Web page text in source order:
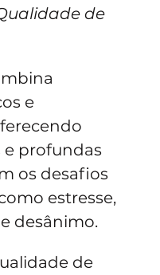
de
e
profundas
os desafios
estresse,
desânimo.
de